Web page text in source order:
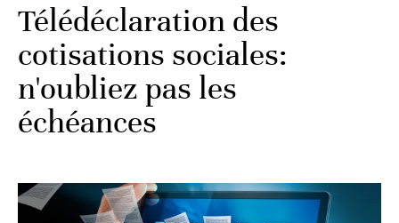
Télédéclaration des
cotisations sociales:
n'oubliez pas les
échéances